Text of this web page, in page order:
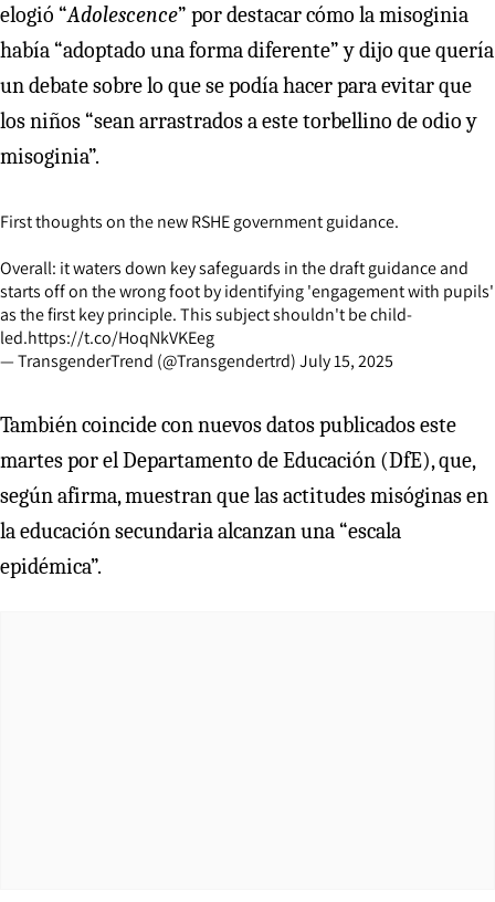
elogió “Adolescence” por destacar cómo la misoginia
había “adoptado una forma diferente” y dijo que quería
un debate sobre lo que se podía hacer para evitar que
los niños “sean arrastrados a este torbellino de odio y
misoginia”.
First thoughts on the new RSHE government guidance.
Overall: it waters down key safeguards in the draft guidance and
starts off on the wrong foot by identifying 'engagement with pupils'
as the first key principle. This subject shouldn't be child-
led.https://t.co/HoqNkVKEeg
— TransgenderTrend (@Transgendertrd)July 15, 2025
También coincide con nuevos datos publicados este
martes por el Departamento de Educación (DfE), que,
según afirma, muestran que las actitudes misóginas en
la educación secundaria alcanzan una “escala
epidémica”.